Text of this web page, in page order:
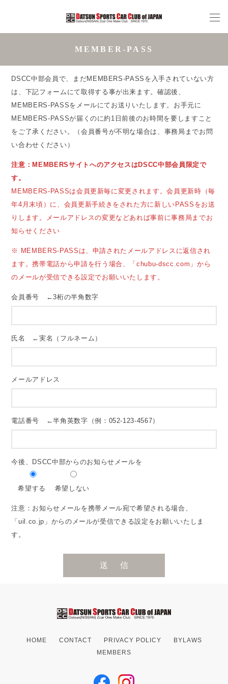
MEMBER-PASS
DSCC中部会員で、まだMEMBERS-PASSを入手されていない方
は、下記フォームにて取得する事が出来ます。確認後、
MEMBERS-PASSをメールにてお送りいたします。お手元に
MEMBERS-PASSが届くのに約1日前後のお時間を要しますこと
をご了承ください。（会員番号が不明な場合は、事務局までお問
い合わせください）
注意：MEMBERSサイトへのアクセスはDSCC中部会員限定で
す。
MEMBERS-PASSは会員更新毎に変更されます。会員更新時（毎
年4月末頃）に、会員更新手続きをされた方に新しいPASSをお送
りします。メールアドレスの変更などあれば事前に事務局までお
知らせください
※ MEMBERS-PASSは、申請されたメールアドレスに返信され
ます。携帯電話から申請を行う場合、「chubu-dscc.com」から
のメールが受信できる設定でお願いいたします。
会員番号 ←3桁の半角数字
氏名 ←実名（フルネーム）
メールアドレス
電話番号 ←半角英数字（例：052-123-4567）
今後、DSCC中部からのお知らせメールを
希望する 希望しない
注意：お知らせメールを携帯メール宛で希望される場合、
「uil.co.jp」からのメールが受信できる設定をお願いいたしま
す。
HOME CONTACT PRIVACY POLICY
BYLAWS
MEMBERS